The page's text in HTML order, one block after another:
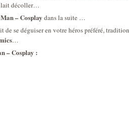
décoller…
– Cosplay dans la suite …
de se déguiser en votre héros préféré,
…
– Cosplay :